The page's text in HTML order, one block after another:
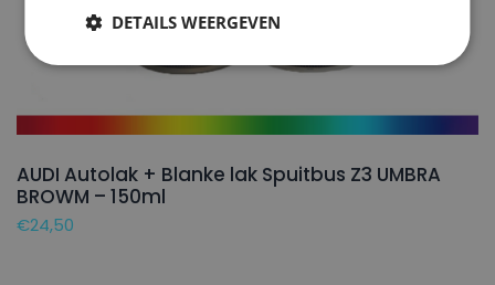
AUDI Autolak + Blanke lak Spuitbus Z3 UMBRA
BROWM – 150ml
€24,50
DETAILS WEERGEVEN